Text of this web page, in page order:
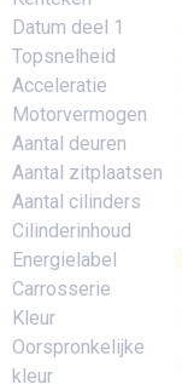
Datum deel 1
Topsnelheid
Acceleratie
Motorvermogen
Aantal deuren
Aantal zitplaatsen
Aantal cilinders
Cilinderinhoud
Energielabel
Carrosserie
Kleur
Oorspronkelijke
kleur